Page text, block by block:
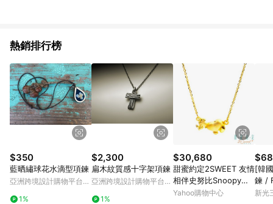
熱銷排行榜
$350
藍晒繡球花水滴型項鍊
亞洲跨境設計購物平台
1%
$2,300
扁木紋質感十字架項鍊
亞洲跨境設計購物平台
1%
$30,680
甜蜜約定2SWEET 友情
相伴史努比Snoopy黃
金鎖骨項鍊
Yahoo購物中心
[韓
鍊 /
新光